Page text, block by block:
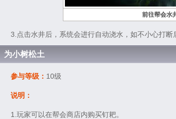
前往帮会水
3.点击水井后，系统会进行自动浇水，如不小心打断
为小树松土
参与等级： 10级
说明：
1.玩家可以在帮会商店内购买钉耙。